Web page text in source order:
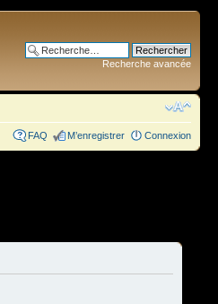
Recherche avancée
FAQ M’enregistrer Connexion